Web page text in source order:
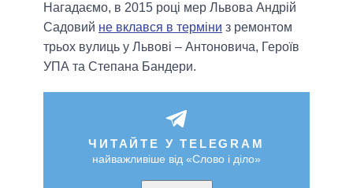
Нагадаємо, в 2015 році мер Львова Андрій
Садовий не вклався в терміни з ремонтом
трьох вулиць у Львові – Антоновича, Героїв
УПА та Степана Бандери.
ЧИТАЙТЕ У TELEGRAM
найважливіше від «Слово і діло»